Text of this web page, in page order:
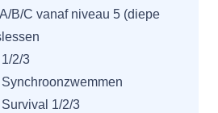
B/C vanaf niveau 5 (diepe
2/3
1/2/3